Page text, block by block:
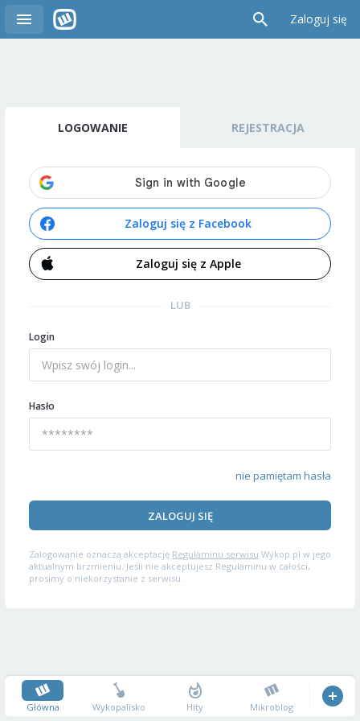
Zaloguj się
LOGOWANIE REJESTRACJA
Zaloguj się z Facebook
Zaloguj się z Apple
LUB
Login
Hasło
nie pamiętam hasła
ZALOGUJ SIĘ
Zalogowanie oznacza akceptację Regulaminu serwisu Wykop.pl w jego
aktualnym brzmieniu. Jeśli nie akceptujesz Regulaminu w całości,
prosimy o niekorzystanie z serwisu.
Główna Wykopalisko Hity Mikroblog